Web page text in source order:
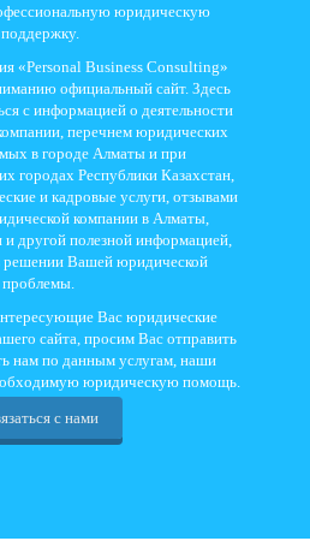
юридическую
поддержку.
«Personal Business Consulting»
официальный сайт. Здесь
с информацией о деятельности
перечнем юридических
в городе Алматы и при
городах Республики Казахстан,
и кадровые услуги, отзывами
компании в Алматы,
другой полезной информацией,
решении Вашей юридической
проблемы.
Вас юридические
сайта, просим Вас отправить
нам по данным услугам, наши
юридическую помощь.
с нами